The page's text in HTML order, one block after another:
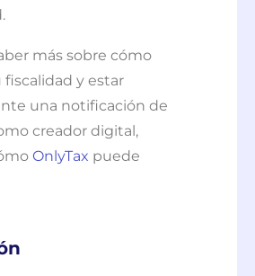
más sobre cómo
y estar
una notificación de
creador digital,
OnlyTax puede